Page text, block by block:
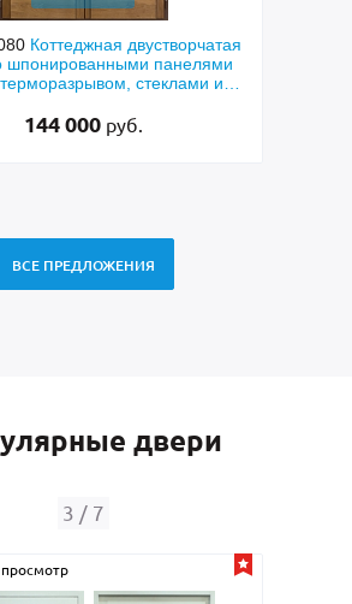
Арт-ММ578Входная утепленная
терморазрывом, белыми
коричневыми плитами МДФ
ВСЕ ПРЕДЛОЖЕНИЯ
двери
4 / 7